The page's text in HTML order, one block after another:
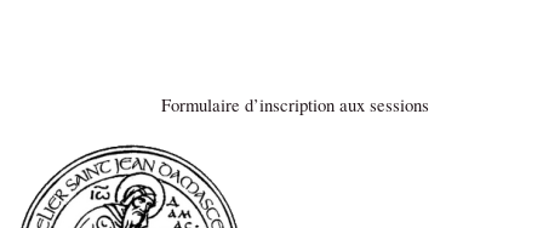
Formulaire d’inscription aux sessions